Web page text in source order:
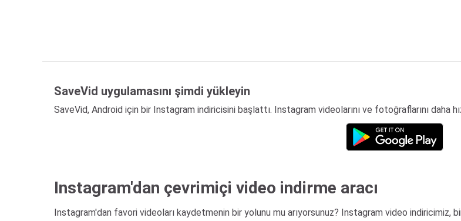
SaveVid uygulamasını şimdi yükleyin
SaveVid, Android için bir Instagram indiricisini başlattı. Instagram videolarını ve fotoğraflarını daha
Instagram'dan çevrimiçi video indirme aracı
Instagram'dan favori videoları kaydetmenin bir yolunu mu arıyorsunuz? Instagram video